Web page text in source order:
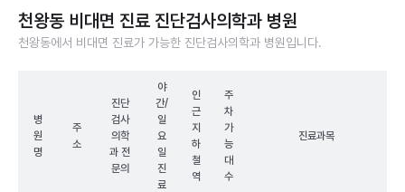
천왕동 비대면 진료 진단검사의학과 병원
천왕동에서 비대면 진료가 가능한 진단검사의학과 병원입니다.
병
원
명
주
소
진단
검사
의학
과 전
문의
야
간/
일
요
일
진
료
인
근
지
하
철
역
주
차
가
능
대
수
진료과목